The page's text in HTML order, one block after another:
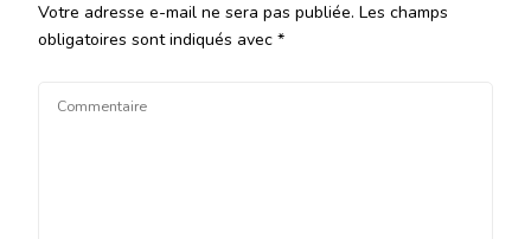
Votre adresse e-mail ne sera pas publiée. Les champs
obligatoires sont indiqués avec *